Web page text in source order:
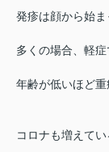
発疹は顔から始ま
多くの場合、軽
年齢が低いほど重
コロナも増えてい